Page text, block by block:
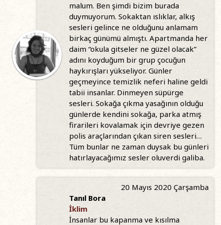
malum. Ben şimdi bizim burada
duymuyorum. Sokaktan ıslıklar, alkış
sesleri gelince ne olduğunu anlamam
birkaç günümü almıştı. Apartmanda her
daim “okula gitseler ne güzel olacak”
adını koyduğum bir grup çocuğun
haykırışları yükseliyor. Günler
geçmeyince temizlik neferi haline geldi
tabii insanlar. Dinmeyen süpürge
sesleri. Sokağa çıkma yasağının olduğu
günlerde kendini sokağa, parka atmış
firarileri kovalamak için devriye gezen
polis araçlarından çıkan siren sesleri…
Tüm bunlar ne zaman duysak bu günleri
hatırlayacağımız sesler oluverdi galiba.
20 Mayıs 2020 Çarşamba
Tanıl Bora
İklim
İnsanlar bu kapanma ve kısılma